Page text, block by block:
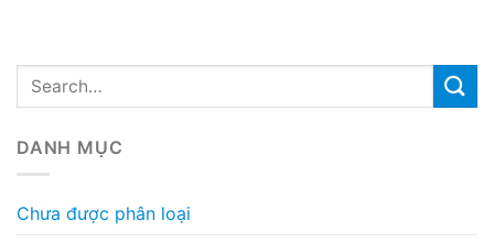
DANH MỤC
Chưa được phân loại